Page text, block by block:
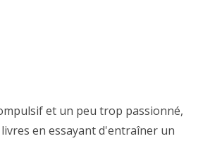
et un peu trop passionné,
en essayant d'entraîner un